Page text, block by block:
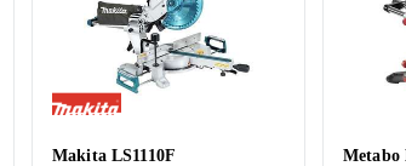
Makita LS1110F Metabo